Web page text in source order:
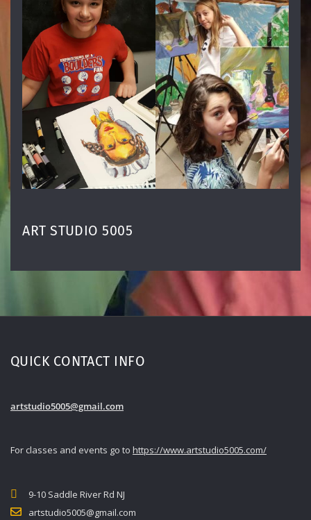
ART STUDIO 5005
QUICK CONTACT INFO
artstudio5005@gmail.com
For classes and events go to https://www.artstudio5005.com/
9-10 Saddle River Rd NJ
artstudio5005@gmail.com